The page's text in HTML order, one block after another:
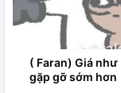
( Faran) Giá như
gặp gỡ sớm hơn